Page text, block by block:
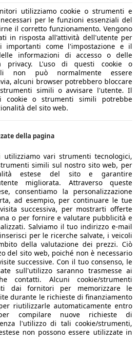
Bg
utilizziamo cookie o strumenti e
per le funzioni essenziali del
il corretto funzionamento. Vengono
in risposta all'attività dell'utente per
importanti come l'impostazione e il
informazioni di accesso o delle
privacy. L'uso di questi cookie o
non può normalmente essere
alcuni browser potrebbero bloccare
simili o avvisare l'utente. Il
cookie o strumenti simili potrebbe
del sito web.
della pagina
vari strumenti tecnologici,
simili sul nostro sito web, per
estese del sito e garantire
migliorata. Attraverso queste
consentiamo la personalizzazione
ad esempio, per continuare le tue
successiva, per mostrarti offerte
o per fornire e valutare pubblicità e
Salviamo il tuo indirizzo e-mail
per le ricerche salvate, i veicoli
della valutazione dei prezzi. Ciò
del sito web, poiché non è necessario
successive. Con il tuo consenso, le
sull'utilizzo saranno trasmesse ai
contatti. Alcuni cookie/strumenti
dai fornitori per memorizzare le
durante le richieste di finanziamento
riutilizzarle automaticamente entro
compilare nuove richieste di
l'utilizzo di tali cookie/strumenti,
non possono essere utilizzate in